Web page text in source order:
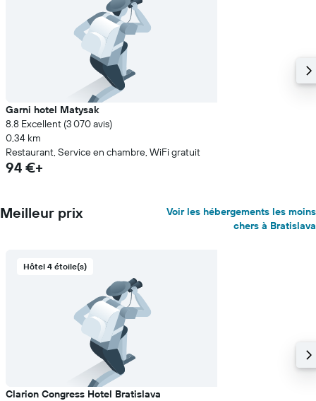
Garni hotel Matysak
8.8 Excellent (3 070 avis)
0,34 km
Restaurant, Service en chambre, WiFi gratuit
94 €+
Meilleur prix
Voir les hébergements les moins
chers à Bratislava
Hôtel 4 étoile(s)
Clarion Congress Hotel Bratislava